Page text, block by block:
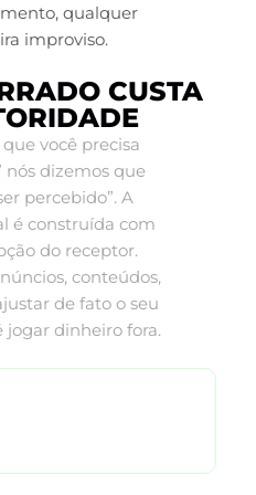
qualquer
improviso.
CUSTA
você precisa
nós dizemos que
percebido”. A
é construída com
do receptor.
conteúdos,
de fato o seu
dinheiro fora.